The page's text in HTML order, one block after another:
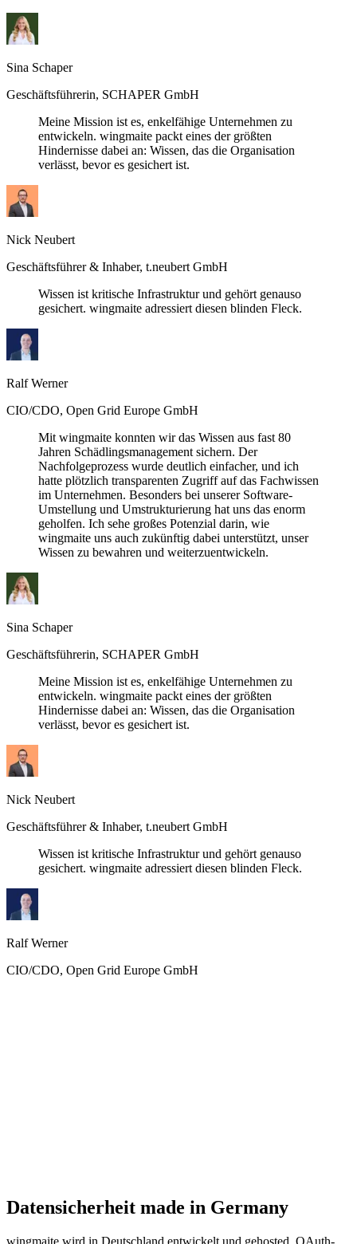
Sina Schaper
Geschäftsführerin, SCHAPER GmbH
Meine Mission ist es, enkelfähige Unternehmen zu
entwickeln. wingmaite packt eines der größten
Hindernisse dabei an: Wissen, das die Organisation
verlässt, bevor es gesichert ist.
Nick Neubert
Geschäftsführer & Inhaber, t.neubert GmbH
Wissen ist kritische Infrastruktur und gehört genauso
gesichert. wingmaite adressiert diesen blinden Fleck.
Ralf Werner
CIO/CDO, Open Grid Europe GmbH
Mit wingmaite konnten wir das Wissen aus fast 80
Jahren Schädlingsmanagement sichern. Der
Nachfolgeprozess wurde deutlich einfacher, und ich
hatte plötzlich transparenten Zugriff auf das Fachwissen
im Unternehmen. Besonders bei unserer Software-
Umstellung und Umstrukturierung hat uns das enorm
geholfen. Ich sehe großes Potenzial darin, wie
wingmaite uns auch zukünftig dabei unterstützt, unser
Wissen zu bewahren und weiterzuentwickeln.
Sina Schaper
Geschäftsführerin, SCHAPER GmbH
Meine Mission ist es, enkelfähige Unternehmen zu
entwickeln. wingmaite packt eines der größten
Hindernisse dabei an: Wissen, das die Organisation
verlässt, bevor es gesichert ist.
Nick Neubert
Geschäftsführer & Inhaber, t.neubert GmbH
Wissen ist kritische Infrastruktur und gehört genauso
gesichert. wingmaite adressiert diesen blinden Fleck.
Ralf Werner
CIO/CDO, Open Grid Europe GmbH
Datensicherheit made in Germany